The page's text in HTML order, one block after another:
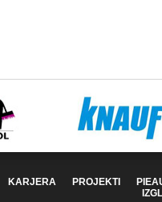
KARJERA PROJEKTI